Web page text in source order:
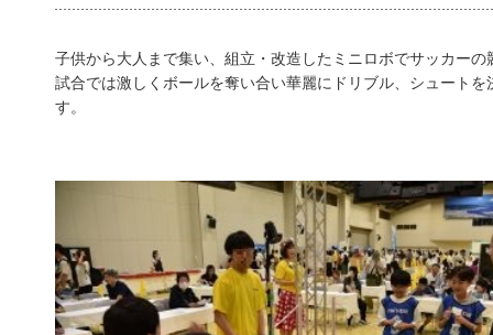
子供から大人まで集い、組立・改造したミニロボでサッカー
試合では激しくボールを奪い合い華麗にドリブル、シュート
す。